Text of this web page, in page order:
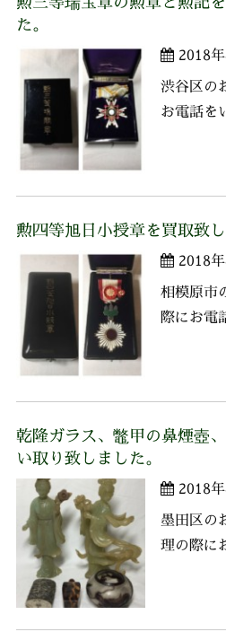
物とのこ
高額査定
頂きま ...
た。
2018
渋谷区の
お電話を
せてい
三等瑞
強化買取
でお客様
にて買い
た。希少
勲四等旭日小授章を買取致し
2018
相模原市
際にお電
せてい
のご遺
少なお品
取りを強
でお客様
乾隆ガラス、鼈甲の鼻煙壺
い取り致しました。
2018
墨田区の
理の際に
いさせ
が収集